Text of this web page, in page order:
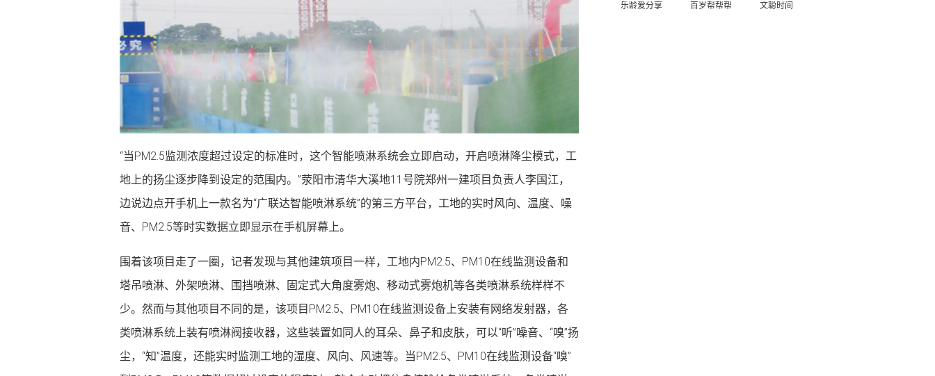
“当PM2.5监测浓度超过设定的标准时，这个智能喷淋系统会立即启动，开启喷淋降尘模式，工
地上的扬尘逐步降到设定的范围内。”荥阳市清华大溪地11号院郑州一建项目负责人李国江，
边说边点开手机上一款名为“广联达智能喷淋系统”的第三方平台，工地的实时风向、温度、噪
音、PM2.5等时实数据立即显示在手机屏幕上。
围着该项目走了一圈，记者发现与其他建筑项目一样，工地内PM2.5、PM10在线监测设备和
塔吊喷淋、外架喷淋、围挡喷淋、固定式大角度雾炮、移动式雾炮机等各类喷淋系统样样不
少。然而与其他项目不同的是，该项目PM2.5、PM10在线监测设备上安装有网络发射器，各
类喷淋系统上装有喷淋阀接收器，这些装置如同人的耳朵、鼻子和皮肤，可以“听”噪音、“嗅”扬
尘，“知”温度，还能实时监测工地的湿度、风向、风速等。当PM2.5、PM10在线监测设备“嗅”
乐龄爱分享 百岁帮帮帮 文聪时间